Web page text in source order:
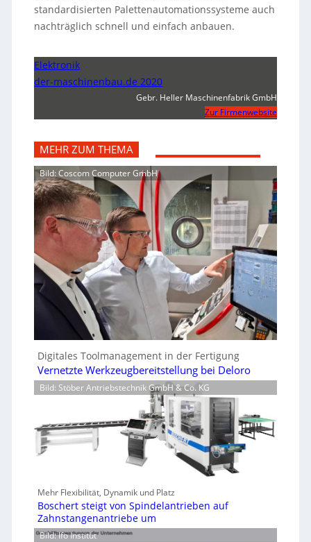
standardisierten Palettenautomationssysteme auch
nachträglich schnell und einfach anbauen.
Elektronik
der-maschinenbau.de 2020
Gebr. Heller Maschinenfabrik GmbH
Zur Firmenwebsite
MEHR ZUM THEMA
Bild: Coscom Computer GmbH
Digitales Toolmanagement in der Fertigung
Vernetzte Werkzeugbereitstellung bei Deloro
Bild: Stöber Antriebstechnik GmbH & Co. KG
Mehr Flexibilität, Dynamik und Platz
Boschert steigt von Spindelantrieben auf
Zahnstangenantriebe um
Bild: Ifo Institut